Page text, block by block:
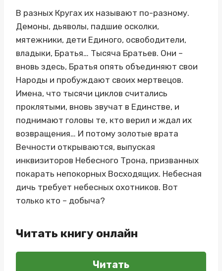
В разных Кругах их называют по-разному.
Демоны, дьяволы, падшие осколки,
мятежники, дети Единого, освободители,
владыки, Братья… Тысяча Братьев. Они –
вновь здесь, Братья опять объединяют свои
Народы и пробуждают своих мертвецов.
Имена, что тысячи циклов считались
проклятыми, вновь звучат в Единстве, и
поднимают головы те, кто верил и ждал их
возвращения… И потому золотые врата
Вечности открываются, выпуская
инквизиторов Небесного Трона, призванных
покарать непокорных Восходящих. Небесная
дичь требует небесных охотников. Вот
только кто – добыча?
Читать книгу онлайн
Читать